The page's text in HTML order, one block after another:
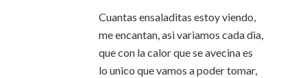
Cuantas ensaladitas estoy viendo,
me encantan, asi variamos cada dia,
que con la calor que se avecina es
lo unico que vamos a poder tomar,